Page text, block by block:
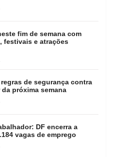
fim de semana com
festivais e atrações
de segurança contra
próxima semana
DF encerra a
vagas de emprego